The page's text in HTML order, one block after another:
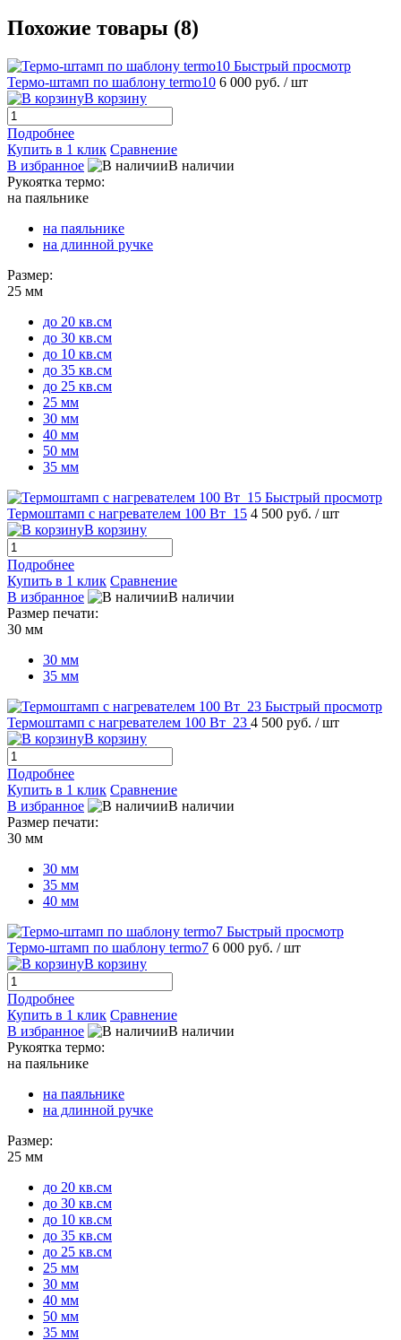
Похожие товары (8)
Быстрый просмотр
Термо-штамп по шаблону termo10 6 000 руб. / шт
В корзину
Подробнее
Купить в 1 клик Сравнение
В избранное
В наличии
Рукоятка термо:
на паяльнике
на паяльнике
на длинной ручке
Размер:
25 мм
до 20 кв.см
до 30 кв.см
до 10 кв.см
до 35 кв.см
до 25 кв.см
25 мм
30 мм
40 мм
50 мм
35 мм
Быстрый просмотр
Термоштамп с нагревателем 100 Вт_15 4 500 руб. / шт
В корзину
Подробнее
Купить в 1 клик Сравнение
В избранное
В наличии
Размер печати:
30 мм
30 мм
35 мм
Быстрый просмотр
Термоштамп с нагревателем 100 Вт_23 4 500 руб. / шт
В корзину
Подробнее
Купить в 1 клик Сравнение
В избранное
В наличии
Размер печати:
30 мм
30 мм
35 мм
40 мм
Быстрый просмотр
Термо-штамп по шаблону termo7 6 000 руб. / шт
В корзину
Подробнее
Купить в 1 клик Сравнение
В избранное
В наличии
Рукоятка термо:
на паяльнике
на паяльнике
на длинной ручке
Размер:
25 мм
до 20 кв.см
до 30 кв.см
до 10 кв.см
до 35 кв.см
до 25 кв.см
25 мм
30 мм
40 мм
50 мм
35 мм